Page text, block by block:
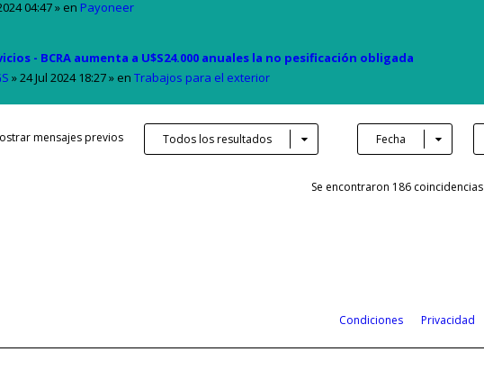
04:47» en Payoneer
- BCRA aumenta a U$S24.000 anuales la no pesificación obligada
»24 Jul 2024 18:27» en Trabajos para el exterior
mensajes previos Todos los resultados Fecha
Se encontraron 186 coincidencias
Privacidad
Condiciones